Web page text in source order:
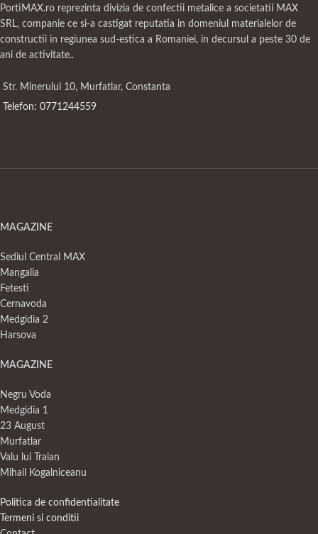
PortiMAX.ro reprezinta divizia de confectii metalice a societatii MAX
SRL, companie ce si-a castigat reputatia in domeniul materialelor de
constructii in regiunea sud-estica a Romaniei, in decursul a peste 30 de
ani de activitate..
Str. Minerului 10, Murfatlar, Constanta
Telefon: 0771244559
MAGAZINE
Sediul Central MAX
Mangalia
Fetesti
Cernavoda
Medgidia 2
Harsova
MAGAZINE
Negru Voda
Medgidia 1
23 August
Murfatlar
Valu lui Traian
Mihail Kogalniceanu
Politica de confidentialitate
Termeni si conditii